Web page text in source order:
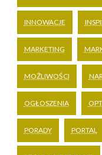
INNOWACJE
MARKETING
MOŻLIWOŚCI
OGŁOSZENIA
PORADY PORTAL